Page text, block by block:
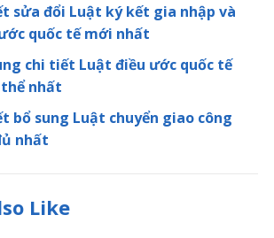
sửa đổi Luật ký kết gia nhập và
quốc tế mới nhất
chi tiết Luật điều ước quốc tế
nhất
bổ sung Luật chuyển giao công
nhất
Like